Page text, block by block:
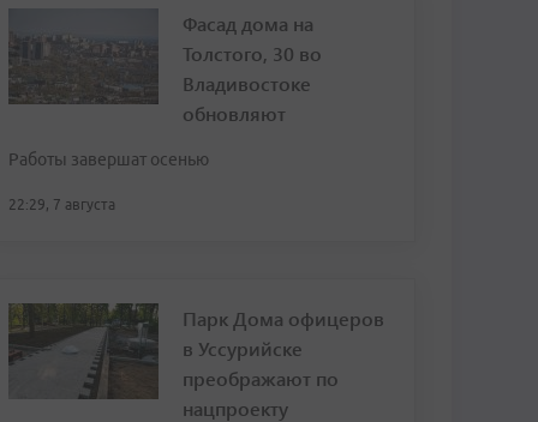
Фасад дома на
Толстого, 30 во
Владивостоке
обновляют
Работы завершат осенью
22:29, 7 августа
Парк Дома офицеров
в Уссурийске
преображают по
нацпроекту